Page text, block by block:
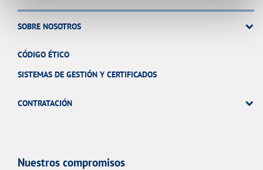
SOBRE NOSOTROS
CÓDIGO ÉTICO
SISTEMAS DE GESTIÓN Y CERTIFICADOS
CONTRATACIÓN
Nuestros compromisos